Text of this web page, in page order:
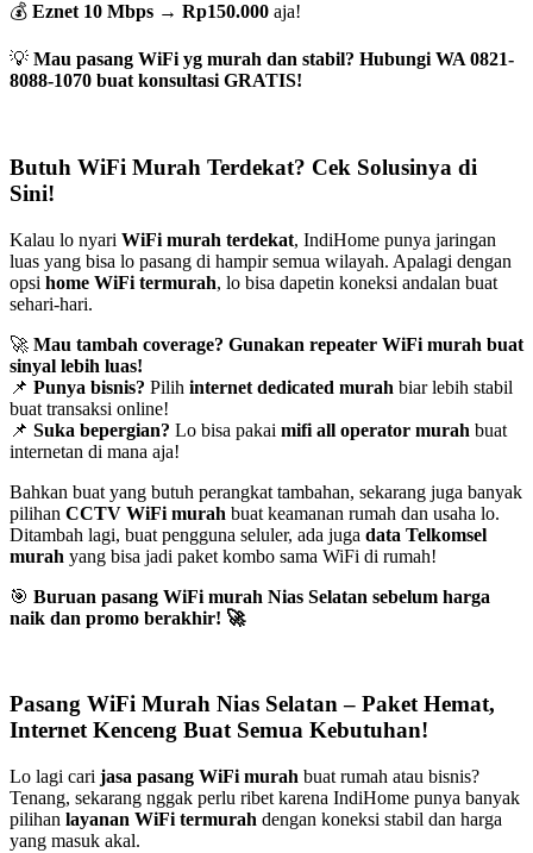
💰 Eznet 10 Mbps → Rp150.000 aja!
💡 Mau pasang WiFi yg murah dan stabil? Hubungi WA 0821-
8088-1070 buat konsultasi GRATIS!
Butuh WiFi Murah Terdekat? Cek Solusinya di
Sini!
Kalau lo nyari WiFi murah terdekat, IndiHome punya jaringan
luas yang bisa lo pasang di hampir semua wilayah. Apalagi dengan
opsi home WiFi termurah, lo bisa dapetin koneksi andalan buat
sehari-hari.
🚀 Mau tambah coverage? Gunakan repeater WiFi murah buat
sinyal lebih luas!
📌 Punya bisnis? Pilih internet dedicated murah biar lebih stabil
buat transaksi online!
📌 Suka bepergian? Lo bisa pakai mifi all operator murah buat
internetan di mana aja!
Bahkan buat yang butuh perangkat tambahan, sekarang juga banyak
pilihan CCTV WiFi murah buat keamanan rumah dan usaha lo.
Ditambah lagi, buat pengguna seluler, ada juga data Telkomsel
murah yang bisa jadi paket kombo sama WiFi di rumah!
🎯 Buruan pasang WiFi murah Nias Selatan sebelum harga
naik dan promo berakhir! 🚀
Pasang WiFi Murah Nias Selatan – Paket Hemat,
Internet Kenceng Buat Semua Kebutuhan!
Lo lagi cari jasa pasang WiFi murah buat rumah atau bisnis?
Tenang, sekarang nggak perlu ribet karena IndiHome punya banyak
pilihan layanan WiFi termurah dengan koneksi stabil dan harga
yang masuk akal.